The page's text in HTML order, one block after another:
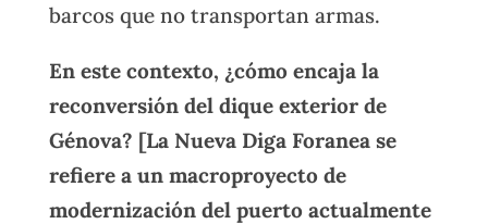
barcos que no transportan armas.
En este contexto, ¿cómo encaja la
reconversión del dique exterior de
Génova? [La Nueva Diga Foranea se
refiere a un macroproyecto de
modernización del puerto actualmente